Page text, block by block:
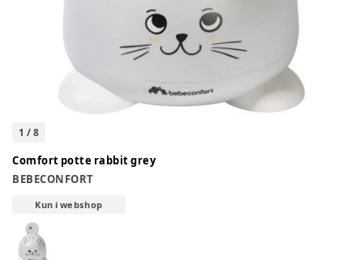
1 /8
Comfort potte rabbit grey
BEBECONFORT
Kun i webshop